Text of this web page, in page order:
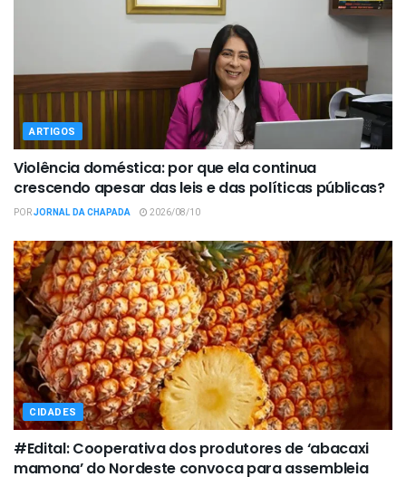
ARTIGOS
Violência doméstica: por que ela continua
crescendo apesar das leis e das políticas públicas?
PORJORNAL DA CHAPADA 2026/08/10
CIDADES
#Edital: Cooperativa dos produtores de ‘abacaxi
mamona’ do Nordeste convoca para assembleia